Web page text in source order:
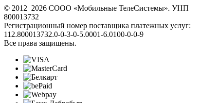
© 2012–2026 СООО «Мобильные ТелеСистемы». УНП
800013732
Регистрационный номер поставщика платежных услуг:
112.800013732.0-0-3-0-5.0001-6.0100-0-0-9
Все права защищены.